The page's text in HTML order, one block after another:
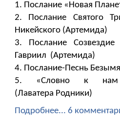
1. Послание «Новая
2. Послание Святого
Никейского (Артемида)
3. Послание
Гавриил (Артемида)
4. Послание-Песнь
5. «Словно к нам
(Лаватера Родники)
Подробнее... 6